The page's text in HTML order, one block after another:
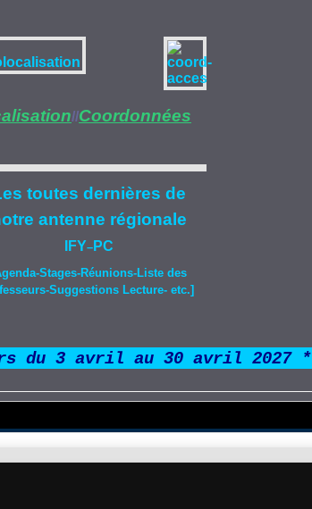
//Coordonnées
toutes dernières de
antenne régionale
IFY–PC
Stages-Réunions-Liste des
Suggestions Lecture- etc.]
du 3 avril au 30 avril 2027 **